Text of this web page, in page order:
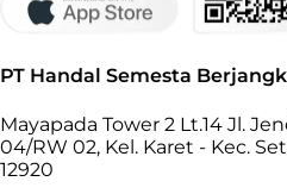
PT Handal Semesta
Mayapada Tower 2 Lt.14 Jl.
04/RW 02, Kel. Karet - Kec.
12920